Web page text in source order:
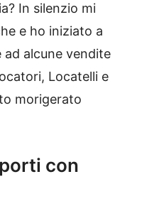
In silenzio mi
e ho iniziato a
ad alcune vendite
Locatelli e
morigerato
con